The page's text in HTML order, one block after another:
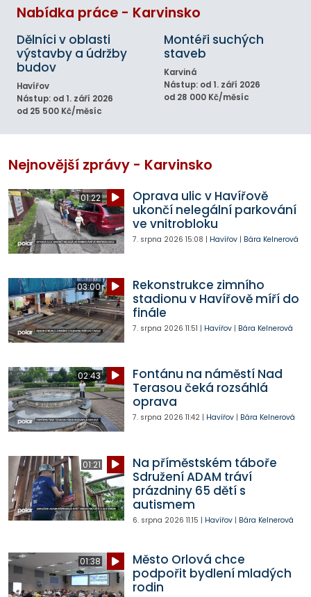
Nabídka práce - Karvinsko
Dělníci v oblasti
výstavby a údržby
budov
Havířov
Nástup: od 1. září 2026
od 25 500 Kč/měsíc
Montéři suchých
staveb
Karviná
Nástup: od 1. září 2026
od 28 000 Kč/měsíc
Nejnovější zprávy - Karvinsko
01:22
Oprava ulic v Havířově
ukončí nelegální parkování
ve vnitrobloku
7. srpna 2026 15:08 | Havířov| Bára Kelnerová
03:00
Rekonstrukce zimního
stadionu v Havířově míří do
finále
7. srpna 2026 11:51 | Havířov| Bára Kelnerová
02:43
Fontánu na náměstí Nad
Terasou čeká rozsáhlá
oprava
7. srpna 2026 11:42| Havířov| Bára Kelnerová
01:21
Na příměstském táboře
Sdružení ADAM tráví
prázdniny 65 dětí s
autismem
6. srpna 2026 11:15 | Havířov| Bára Kelnerová
01:38
Město Orlová chce
podpořit bydlení mladých
rodin